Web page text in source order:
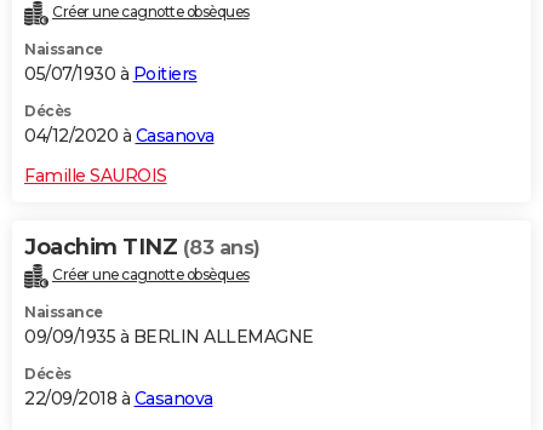
Créer une cagnotte obsèques
Naissance
05/07/1930 à Poitiers
Décès
04/12/2020 à Casanova
Famille SAUROIS
Joachim TINZ (83 ans)
Créer une cagnotte obsèques
Naissance
09/09/1935 à BERLIN ALLEMAGNE
Décès
22/09/2018 à Casanova